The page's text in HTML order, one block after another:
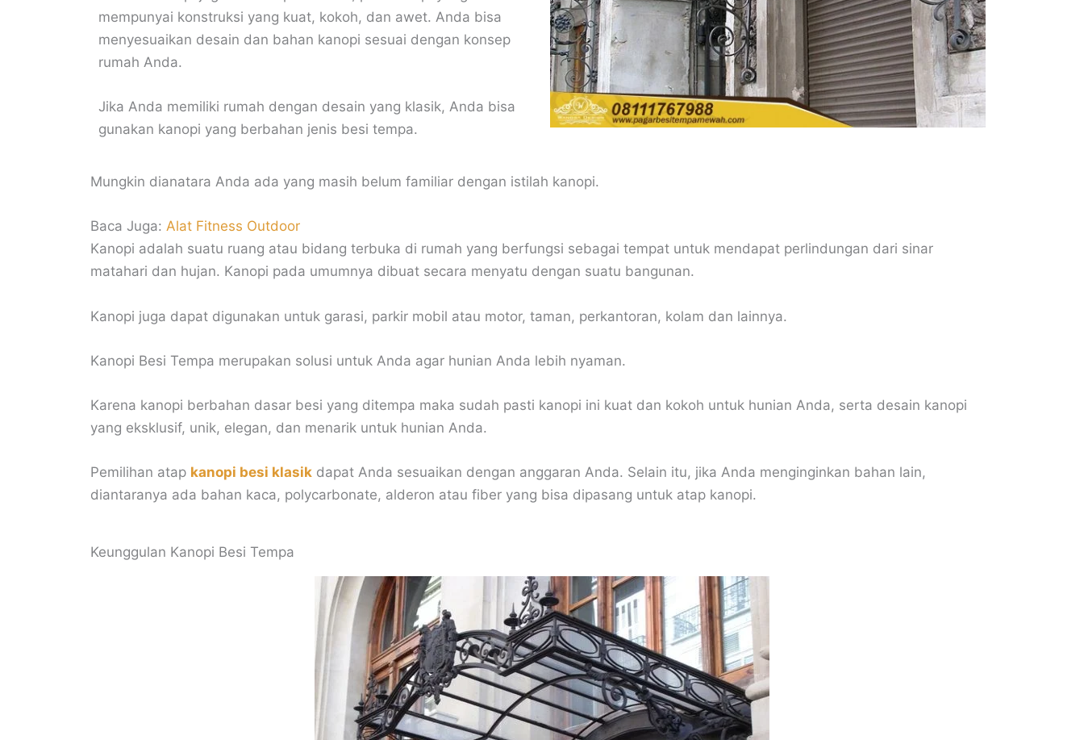
mempunyai konstruksi yang kuat, kokoh, dan awet. Anda bisa
menyesuaikan desain dan bahan kanopi sesuai dengan konsep
rumah Anda.
Jika Anda memiliki rumah dengan desain yang klasik, Anda bisa
gunakan kanopi yang berbahan jenis besi tempa.
Mungkin dianatara Anda ada yang masih belum familiar dengan istilah kanopi.
Baca Juga: Alat Fitness Outdoor
Kanopi adalah suatu ruang atau bidang terbuka di rumah yang berfungsi sebagai tempat untuk mendapat perlindungan dari sinar
matahari dan hujan. Kanopi pada umumnya dibuat secara menyatu dengan suatu bangunan.
Kanopi juga dapat digunakan untuk garasi, parkir mobil atau motor, taman, perkantoran, kolam dan lainnya.
Kanopi Besi Tempa merupakan solusi untuk Anda agar hunian Anda lebih nyaman.
Karena kanopi berbahan dasar besi yang ditempa maka sudah pasti kanopi ini kuat dan kokoh untuk hunian Anda, serta desain kanopi
yang eksklusif, unik, elegan, dan menarik untuk hunian Anda.
Pemilihan atap kanopi besi klasik dapat Anda sesuaikan dengan anggaran Anda. Selain itu, jika Anda menginginkan bahan lain,
diantaranya ada bahan kaca, polycarbonate, alderon atau fiber yang bisa dipasang untuk atap kanopi.
Keunggulan Kanopi Besi Tempa